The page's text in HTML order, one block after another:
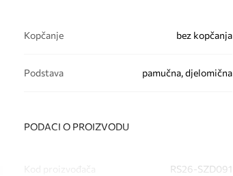
Kopčanje bez kopčanja
Podstava pamučna, djelomična
PODACI O PROIZVODU
RS26-SZD091